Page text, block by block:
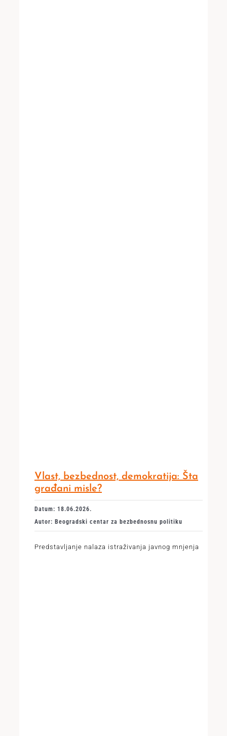
Vlast, bezbednost, demokratija: Šta
građani misle?
Datum: 18.06.2026.
Autor: Beogradski centar za bezbednosnu politiku
Predstavljanje nalaza istraživanja javnog mnjenja